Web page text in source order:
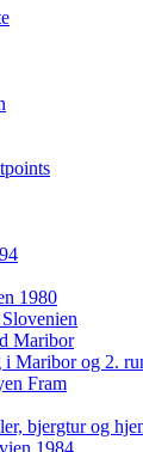
1980
Maribor
i Maribor og 2.
Fram
bjergtur og
1984